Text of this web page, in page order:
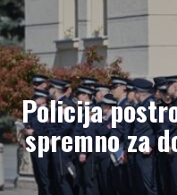
Policija
spremno za